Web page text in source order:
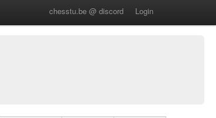
chesstu.be @ discord Login